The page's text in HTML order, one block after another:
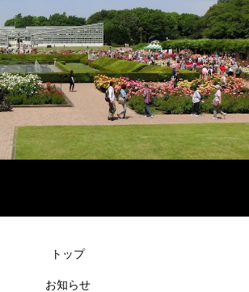
トップ
お知らせ